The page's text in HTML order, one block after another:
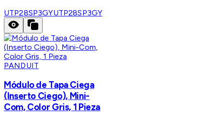
UTP28SP3GYUTP28SP3GY
PANDUIT
Módulo de Tapa Ciega
(Inserto Ciego), Mini-
Com, Color Gris, 1 Pieza